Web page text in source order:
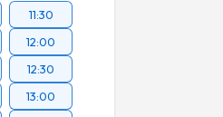
11:30
12:00
12:30
13:00